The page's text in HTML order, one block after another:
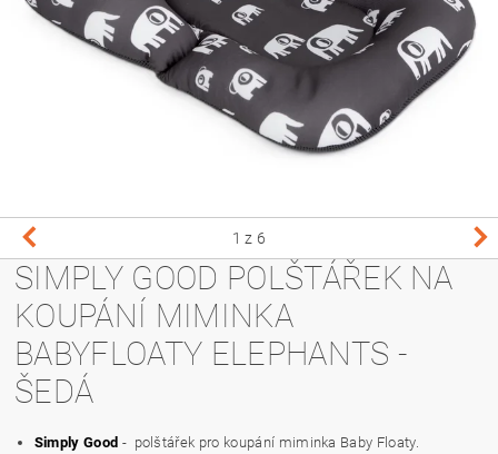
1 z 6
SIMPLY GOOD POLŠTÁŘEK NA
KOUPÁNÍ MIMINKA
BABYFLOATY ELEPHANTS -
ŠEDÁ
Simply Good - polštářek pro koupání miminka Baby Floaty.